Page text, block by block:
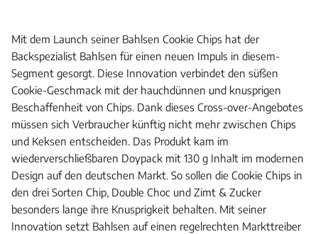
Mit dem Launch seiner Bahlsen Cookie Chips hat der
Backspezialist Bahlsen für einen neuen Impuls in diesem-
Segment gesorgt. Diese Innovation verbindet den süßen
Cookie-Geschmack mit der hauchdünnen und knusprigen
Beschaffenheit von Chips. Dank dieses Cross-over-Angebotes
müssen sich Verbraucher künftig nicht mehr zwischen Chips
und Keksen entscheiden. Das Produkt kam im
wiederverschließbaren Doypack mit 130 g Inhalt im modernen
Design auf den deutschen Markt. So sollen die Cookie Chips in
den drei Sorten Chip, Double Choc und Zimt & Zucker
besonders lange ihre Knusprigkeit behalten. Mit seiner
Innovation setzt Bahlsen auf einen regelrechten Markttreiber